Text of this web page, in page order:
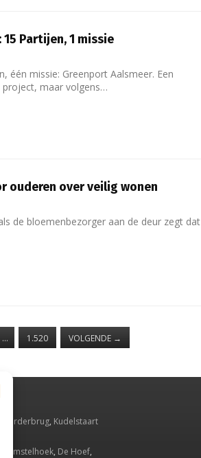
Partijen, 1 missie
één missie: Greenport Aalsmeer. Een
project, maar volgens…
ouderen over veilig wonen
de bloemenbezorger aan de deur zegt dat
… 1.520 VOLGENDE →
, Kudelstaart
Amstelhoek, De Hoef,